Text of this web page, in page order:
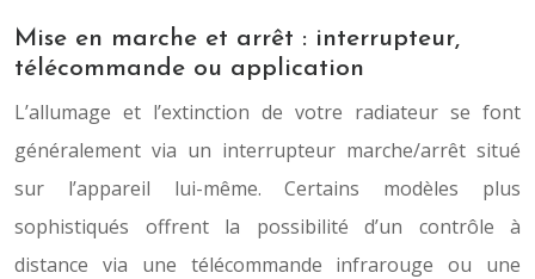
Mise en marche et arrêt : interrupteur,
télécommande ou application
L’allumage et l’extinction de votre radiateur se font
généralement via un interrupteur marche/arrêt situé
sur l’appareil lui-même. Certains modèles plus
sophistiqués offrent la possibilité d’un contrôle à
distance via une télécommande infrarouge ou une